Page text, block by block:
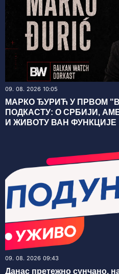
09. 08. 2026 10:05
МАРКО ЂУРИЋ У ПРВОМ
ПОДКАСТУ: О СРБИЈИ,
И ЖИВОТУ ВАН ФУНКЦИЈЕ
09. 08. 2026 09:43
Данас претежно сунчано,